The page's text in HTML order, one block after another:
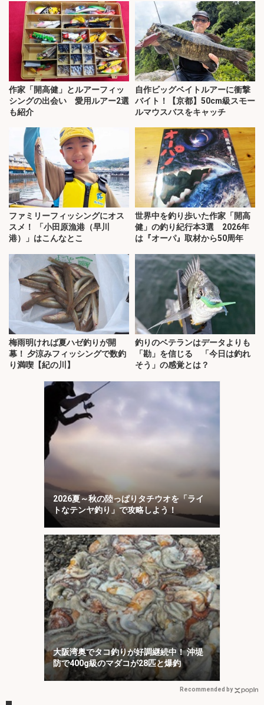
作家「開高健」とルアーフィッ
シングの出会い 愛用ルアー2選
も紹介
自作ビッグベイトルアーに衝撃
バイト！【京都】50cm級スモー
ルマウスバスをキャッチ
ファミリーフィッシングにオス
スメ！ 「小田原漁港（早川
港）」はこんなとこ
世界中を釣り歩いた作家「開高
健」の釣り紀行本3選 2026年
は『オーパ』取材から50周年
梅雨明ければ夏ハゼ釣りが開
幕！ 夕涼みフィッシングで数釣
り満喫【紀の川】
釣りのベテランはデータよりも
「勘」を信じる 「今日は釣れ
そう」の感覚とは？
2026夏～秋の陸っぱりタチウオを「ライ
トなテンヤ釣り」で攻略しよう！
大阪湾奥でタコ釣りが好調継続中！ 沖堤
防で400g級のマダコが28匹と爆釣
Recommended by